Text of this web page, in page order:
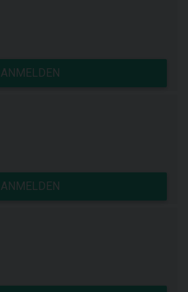
ANMELDEN
ANMELDEN